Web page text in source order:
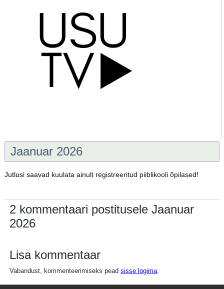
Jaanuar 2026
Jutlusi saavad kuulata ainult registreeritud piiblikooli õpilased!
2 kommentaari postitusele Jaanuar
2026
Lisa kommentaar
Vabandust, kommenteerimiseks peadsisse logima.